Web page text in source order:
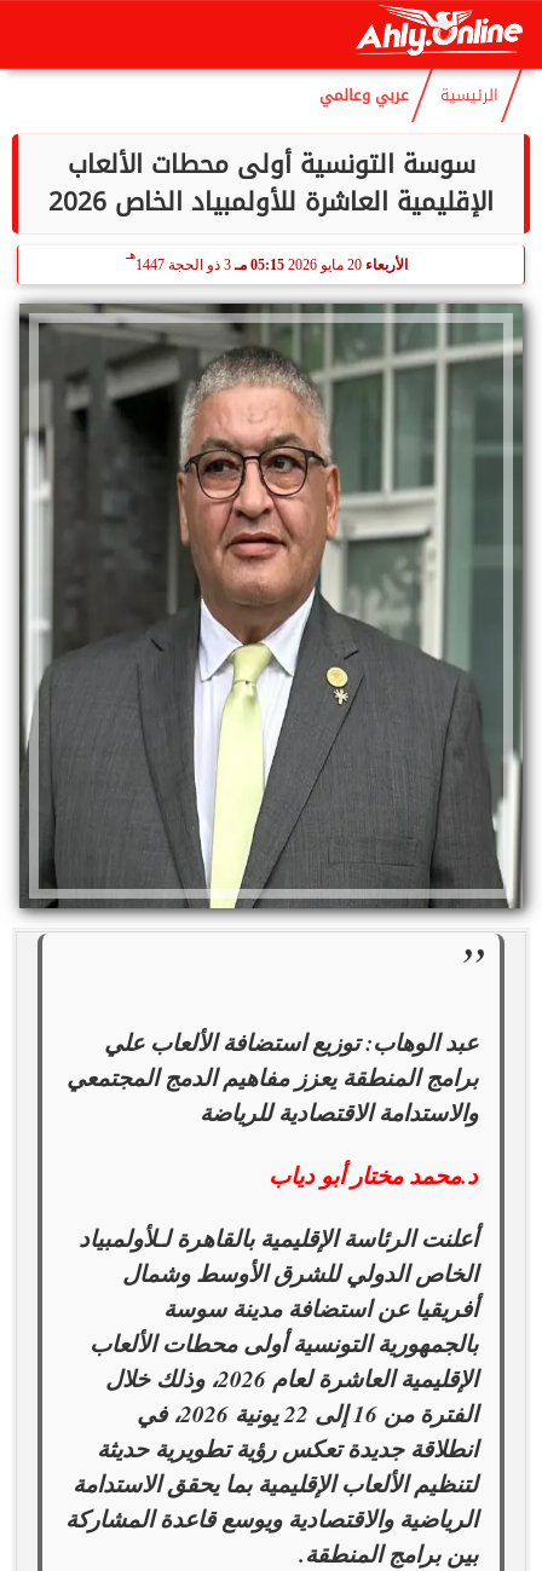
الخميس
الرئيسية عربي وعالمي
سوسة التونسية أولى محطات الألعاب
الإقليمية العاشرة للأولمبياد الخاص 2026
الأربعاء 20 مايو 2026 05:15 مـ 3 ذو الحجة 1447
هـ
عبد الوهاب: توزيع استضافة الألعاب علي
برامج المنطقة يعزز مفاهيم الدمج المجتمعي
والاستدامة الاقتصادية للرياضة
د.محمد مختار أبو دياب
أعلنت الرئاسة الإقليمية بالقاهرة لـلأولمبياد
الخاص الدولي للشرق الأوسط وشمال
أفريقيا عن استضافة مدينة سوسة
بالجمهورية التونسية أولى محطات الألعاب
الإقليمية العاشرة لعام 2026، وذلك خلال
الفترة من 16 إلى 22 يونية 2026، في
انطلاقة جديدة تعكس رؤية تطويرية حديثة
لتنظيم الألعاب الإقليمية بما يحقق الاستدامة
الرياضية والاقتصادية ويوسع قاعدة المشاركة
بين برامج المنطقة.